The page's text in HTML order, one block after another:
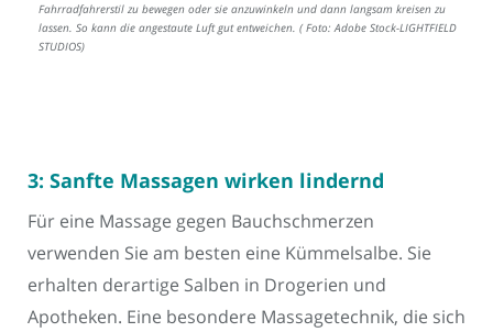
Fahrradfahrerstil zu bewegen oder sie anzuwinkeln und dann langsam kreisen zu
lassen. So kann die angestaute Luft gut entweichen. ( Foto: Adobe Stock-LIGHTFIELD
STUDIOS)
3: Sanfte Massagen wirken lindernd
Für eine Massage gegen Bauchschmerzen
verwenden Sie am besten eine Kümmelsalbe. Sie
erhalten derartige Salben in Drogerien und
Apotheken. Eine besondere Massagetechnik, die sich